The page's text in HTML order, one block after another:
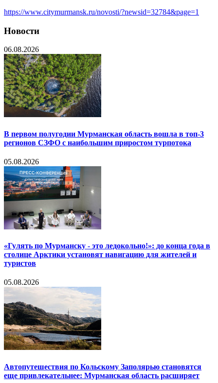
https://www.citymurmansk.ru/novosti/?newsid=32784&page=1
Новости
06.08.2026
В первом полугодии Мурманская область вошла в топ-3
регионов СЗФО с наибольшим приростом турпотока
05.08.2026
«Гулять по Мурманску - это ледокольно!»: до конца года в
столице Арктики установят навигацию для жителей и
туристов
05.08.2026
Автопутешествия по Кольскому Заполярью становятся
еще привлекательнее: Мурманская область расширяет